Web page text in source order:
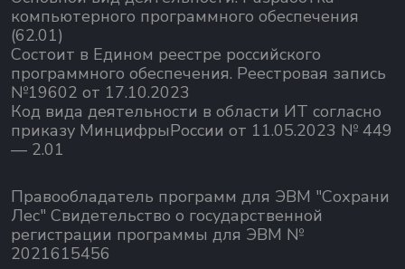
компьютерного программного обеспечения
(62.01)
Состоит в Едином реестре российского
программного обеспечения. Реестровая запись
№19602 от 17.10.2023
Код вида деятельности в области ИТ согласно
приказу МинцифрыРоссии от 11.05.2023 № 449
— 2.01
Правообладатель программ для ЭВМ "Сохрани
Лес" Свидетельство о государственной
регистрации программы для ЭВМ №
2021615456